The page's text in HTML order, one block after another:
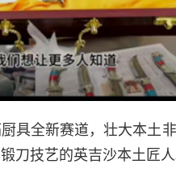
具全新赛道，壮大本土
刀技艺的英吉沙本土匠人